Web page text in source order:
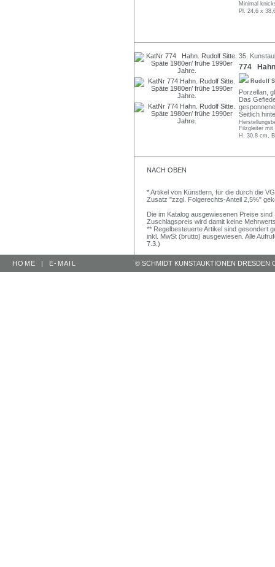
Minimal
Pl. 24,6 x
35.
774
Rudolf
Porzellan,
Das
Seitlich
Filzgleiter mit
H. 30,8 cm,
NACH OBEN
* Artikel von Künstlern, für die durch die
Zusatz "zzgl. Folgerechts-Anteil 2,5%"
Die im Katalog ausgewiesenen Preise
Zuschlagspreis wird damit keine
** Regelbesteuerte Artikel sind gesondert
inkl. MwSt (brutto) ausgewiesen. Alle
7.3.)
HOME | E-MAIL © SCHMIDT KUNSTAUKTIONEN DRESDEN